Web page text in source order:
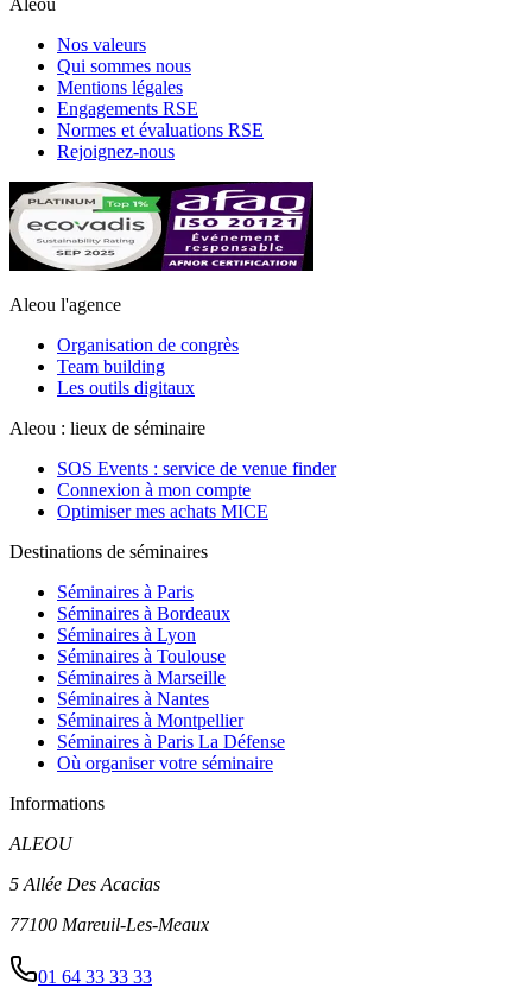
Aleou
Nos valeurs
Qui sommes nous
Mentions légales
Engagements RSE
Normes et évaluations RSE
Rejoignez-nous
Aleou l'agence
Organisation de congrès
Team building
Les outils digitaux
Aleou : lieux de séminaire
SOS Events : service de venue finder
Connexion à mon compte
Optimiser mes achats MICE
Destinations de séminaires
Séminaires à Paris
Séminaires à Bordeaux
Séminaires à Lyon
Séminaires à Toulouse
Séminaires à Marseille
Séminaires à Nantes
Séminaires à Montpellier
Séminaires à Paris La Défense
Où organiser votre séminaire
Informations
ALEOU
5 Allée Des Acacias
77100 Mareuil-Les-Meaux
01 64 33 33 33